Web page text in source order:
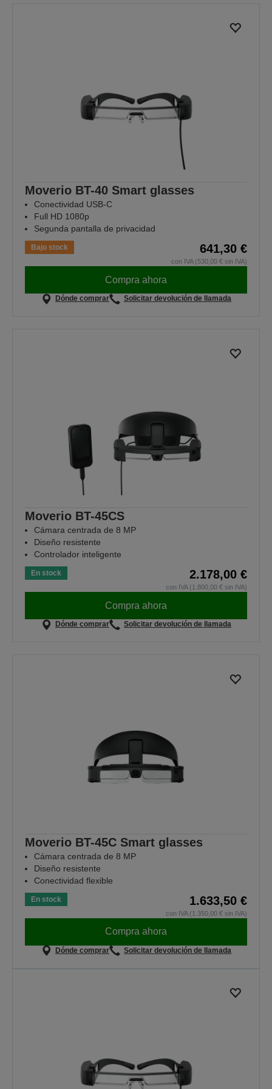
Moverio BT-40 Smart glasses
Conectividad USB-C
Full HD 1080p
Segunda pantalla de privacidad
Bajo stock 641,30 €
con IVA (530,00 € sin IVA)
Compra ahora
Dónde comprar Solicitar devolución de llamada
Moverio BT-45CS
Cámara centrada de 8 MP
Diseño resistente
Controlador inteligente
En stock 2.178,00 €
con IVA (1.800,00 € sin IVA)
Compra ahora
Dónde comprar Solicitar devolución de llamada
Moverio BT-45C Smart glasses
Cámara centrada de 8 MP
Diseño resistente
Conectividad flexible
En stock 1.633,50 €
con IVA (1.350,00 € sin IVA)
Compra ahora
Dónde comprar Solicitar devolución de llamada